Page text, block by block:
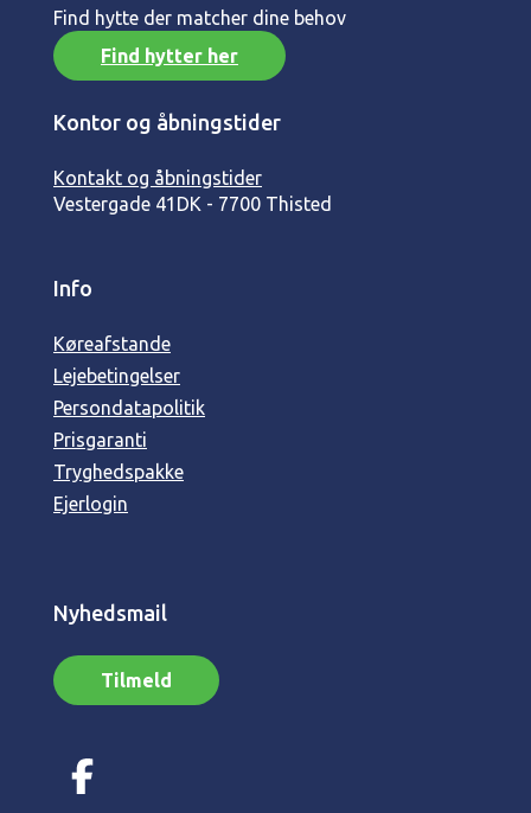
Find hytte der matcher dine behov
Find hytter her
Kontor og åbningstider
Kontakt og åbningstider
Vestergade 41 DK - 7700 Thisted
Info
Køreafstande
Lejebetingelser
Persondatapolitik
Prisgaranti
Tryghedspakke
Ejerlogin
Nyhedsmail
Tilmeld